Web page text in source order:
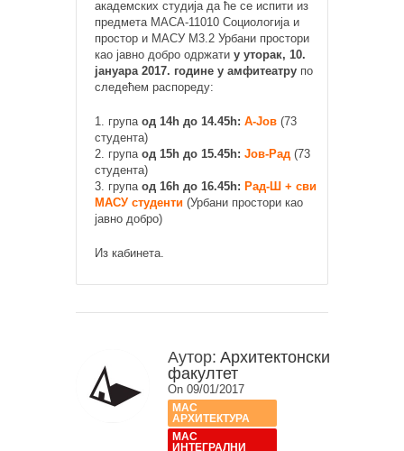
академских студија да ће се испити из
предмета МАСА-11010 Социологија и
простор и МАСУ М3.2 Урбани простори
као јавно добро одржати у уторак, 10.
јануара 2017. године у амфитеатру по
следећем распореду:
1. група од 14h до 14.45h: А-Јов (73
студента)
2. група од 15h до 15.45h: Јов-Рад (73
студента)
3. група од 16h до 16.45h: Рад-Ш + сви
МАСУ студенти (Урбани простори као
јавно добро)
Из кабинета.
Аутор: Архитектонски
факултет
On 09/01/2017
МАС
АРХИТЕКТУРА
МАС
ИНТЕГРАЛНИ